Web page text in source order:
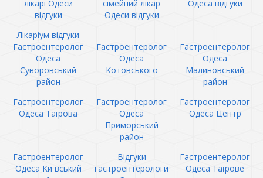
лікарі Одеси
відгуки
сімейний лікар
Одеси відгуки
Одеса відгуки
Лікаріум відгуки
Гастроентеролог
Одеса
Суворовський
район
Гастроентеролог
Одеса
Котовського
Гастроентеролог
Одеса
Малиновський
район
Гастроентеролог
Одеса Таїрова
Гастроентеролог
Одеса
Приморський
район
Гастроентеролог
Одеса Центр
Гастроентеролог
Одеса Київський
Відгуки
гастроентерологи
Гастроентеролог
Одеса Таїрове